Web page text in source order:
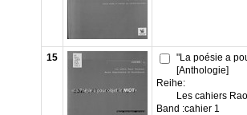
15
"La poésie a
[Anthologie]
Reihe:
Les cahiers
Band :cahier 1